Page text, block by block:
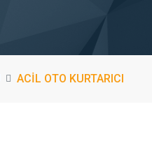
ACIL OTO KURTARICI